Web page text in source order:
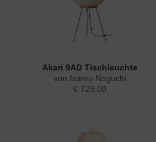
Akari 9AD Tischleuchte
von Isamu Noguchi
€ 729,00